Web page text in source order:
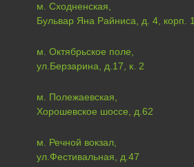
м. Сходненская,
Бульвар Яна Райниса, д. 4, корп. 1
м. Октябрьское поле,
ул.Берзарина, д.17, к. 2
м. Полежаевская,
Хорошевское шоссе, д.62
м. Речной вокзал,
ул.Фестивальная, д.47